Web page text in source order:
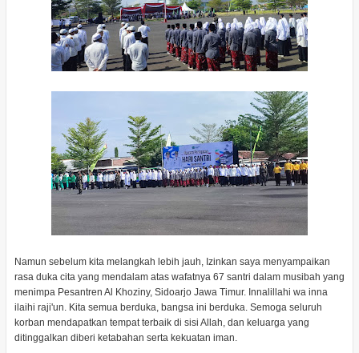
Namun sebelum kita melangkah lebih jauh, Izinkan saya menyampaikan
rasa duka cita yang mendalam atas wafatnya 67 santri dalam musibah yang
menimpa Pesantren Al Khoziny, Sidoarjo Jawa Timur. Innalillahi wa inna
ilaihi raji'un. Kita semua berduka, bangsa ini berduka. Semoga seluruh
korban mendapatkan tempat terbaik di sisi Allah, dan keluarga yang
ditinggalkan diberi ketabahan serta kekuatan iman.